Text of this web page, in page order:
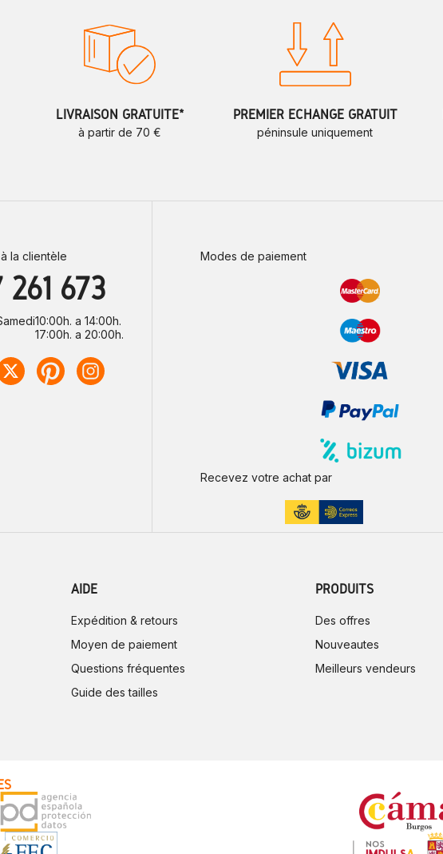
LIVRAISON GRATUITE*
à partir de 70 €
PREMIER ÉCHANGE GRATUIT
péninsule uniquement
la clientèle
261 673
10:00h. a 14:00h.
17:00h. a 20:00h.
Modes de paiement
Recevez votre achat par
AIDE
Expédition & retours
Moyen de paiement
Questions fréquentes
Guide des tailles
PRODUITS
Des offres
Nouveautes
Meilleurs vendeurs